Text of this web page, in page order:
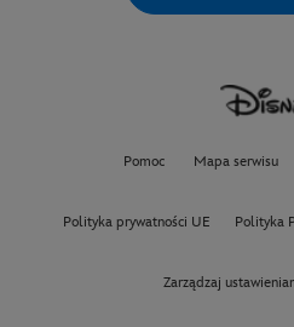
Pomoc Mapa serwisu
Polityka prywatności UE Polityka
Zarządzaj